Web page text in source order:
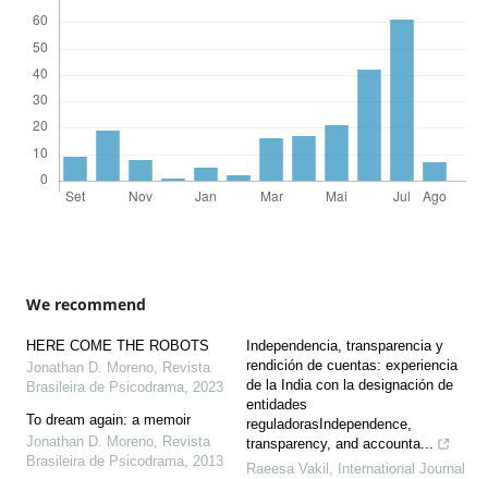
We recommend
HERE COME THE ROBOTS
Jonathan D. Moreno, Revista
Brasileira de Psicodrama, 2023
To dream again: a memoir
Jonathan D. Moreno, Revista
Brasileira de Psicodrama, 2013
Independencia, transparencia y
rendición de cuentas: experiencia
de la India con la designación de
entidades
reguladorasIndependence,
transparency, and accounta...
Raeesa Vakil ,
International Journal